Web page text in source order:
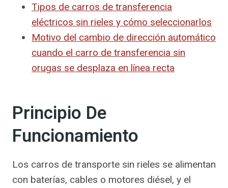
Tipos de carros de transferencia
eléctricos sin rieles y cómo seleccionarlos
Motivo del cambio de dirección automático
cuando el carro de transferencia sin
orugas se desplaza en línea recta
Principio De
Funcionamiento
Los carros de transporte sin rieles se alimentan
con baterías, cables o motores diésel, y el